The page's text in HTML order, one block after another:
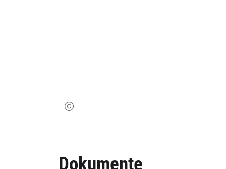
Dokumente